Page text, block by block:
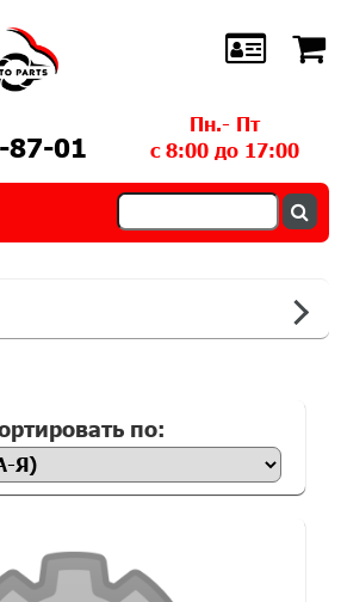
87-01
Пн.- Пт
с 8:00 до 17:00
по: